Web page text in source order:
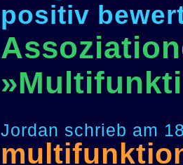
positiv
Jordan schrieb am